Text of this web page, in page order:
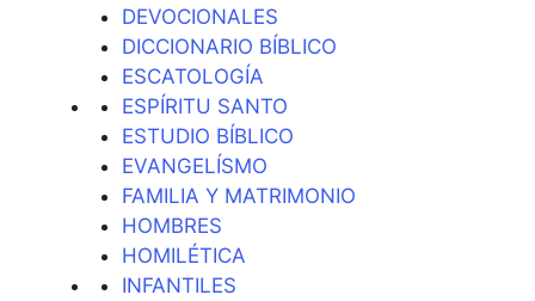
DEVOCIONALES
DICCIONARIO BÍBLICO
ESCATOLOGÍA
ESPÍRITU SANTO
ESTUDIO BÍBLICO
EVANGELÍSMO
FAMILIA Y MATRIMONIO
HOMBRES
HOMILÉTICA
INFANTILES